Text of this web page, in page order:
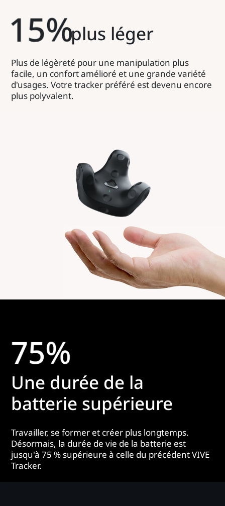
15%plus léger
Plus de légèreté pour une manipulation plus
facile, un confort amélioré et une grande variété
d'usages. Votre tracker préféré est devenu encore
plus polyvalent.
75%
Une durée de la
batterie supérieure
Travailler, se former et créer plus longtemps.
Désormais, la durée de vie de la batterie est
jusqu'à 75 % supérieure à celle du précédent VIVE
Tracker.